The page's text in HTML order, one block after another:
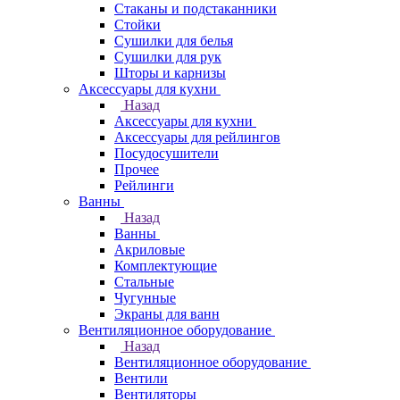
Стаканы и подстаканники
Стойки
Сушилки для белья
Сушилки для рук
Шторы и карнизы
Аксессуары для кухни
Назад
Аксессуары для кухни
Аксессуары для рейлингов
Посудосушители
Прочее
Рейлинги
Ванны
Назад
Ванны
Акриловые
Комплектующие
Стальные
Чугунные
Экраны для ванн
Вентиляционное оборудование
Назад
Вентиляционное оборудование
Вентили
Вентиляторы